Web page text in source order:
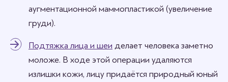
аугментационной маммопластикой (увеличение
груди).
Подтяжка лица и шеи делает человека заметно
моложе. В ходе этой операции удаляются
излишки кожи, лицу придаётся природный юный